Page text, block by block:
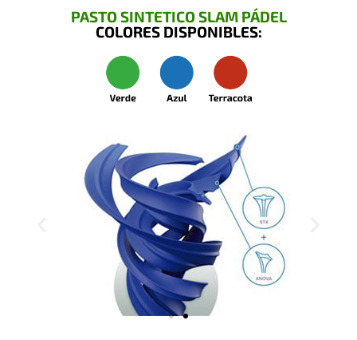
PASTO SINTETICO SLAM PÁDEL
COLORES DISPONIBLES: